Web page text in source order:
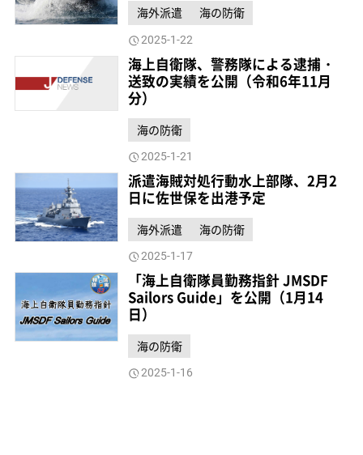
海外派遣 海の防衛
2025-1-22
海上自衛隊、警務隊による逮捕・
送致の実績を公開（令和6年11月
分）
海の防衛
2025-1-21
派遣海賊対処行動水上部隊、2月2
日に佐世保を出港予定
海外派遣 海の防衛
2025-1-17
「海上自衛隊員勤務指針 JMSDF
Sailors Guide」を公開（1月14
日）
海の防衛
2025-1-16